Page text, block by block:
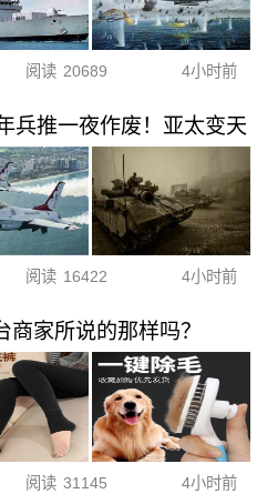
阅读 20689 4小时前
兵推一夜作废！亚太变天
阅读 16422 4小时前
家所说的那样吗？
阅读 31145 4小时前